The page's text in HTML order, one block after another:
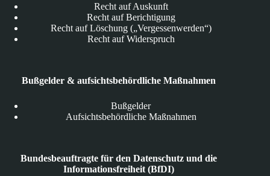
Recht auf Auskunft
Recht auf Berichtigung
Recht auf Löschung („Vergessenwerden“)
Recht auf Widerspruch
Bußgelder & aufsichtsbehördliche Maßnahmen
Bußgelder
Aufsichtsbehördliche Maßnahmen
Bundesbeauftragte für den Datenschutz und die
Informationsfreiheit (BfDI)